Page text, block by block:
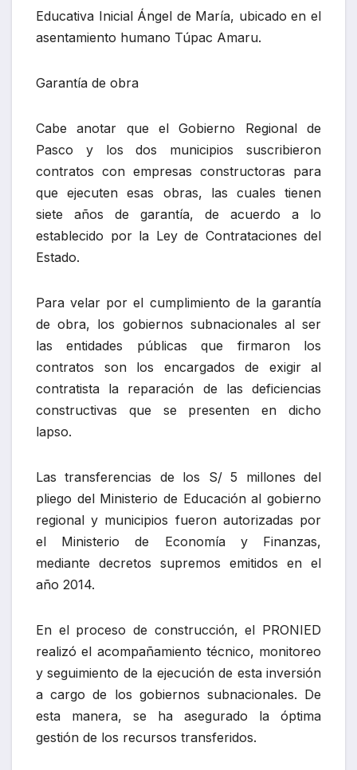
Educativa Inicial Ángel de María, ubicado en el
asentamiento humano Túpac Amaru.
Garantía de obra
Cabe anotar que el Gobierno Regional de
Pasco y los dos municipios suscribieron
contratos con empresas constructoras para
que ejecuten esas obras, las cuales tienen
siete años de garantía, de acuerdo a lo
establecido por la Ley de Contrataciones del
Estado.
Para velar por el cumplimiento de la garantía
de obra, los gobiernos subnacionales al ser
las entidades públicas que firmaron los
contratos son los encargados de exigir al
contratista la reparación de las deficiencias
constructivas que se presenten en dicho
lapso.
Las transferencias de los S/ 5 millones del
pliego del Ministerio de Educación al gobierno
regional y municipios fueron autorizadas por
el Ministerio de Economía y Finanzas,
mediante decretos supremos emitidos en el
año 2014.
En el proceso de construcción, el PRONIED
realizó el acompañamiento técnico, monitoreo
y seguimiento de la ejecución de esta inversión
a cargo de los gobiernos subnacionales. De
esta manera, se ha asegurado la óptima
gestión de los recursos transferidos.